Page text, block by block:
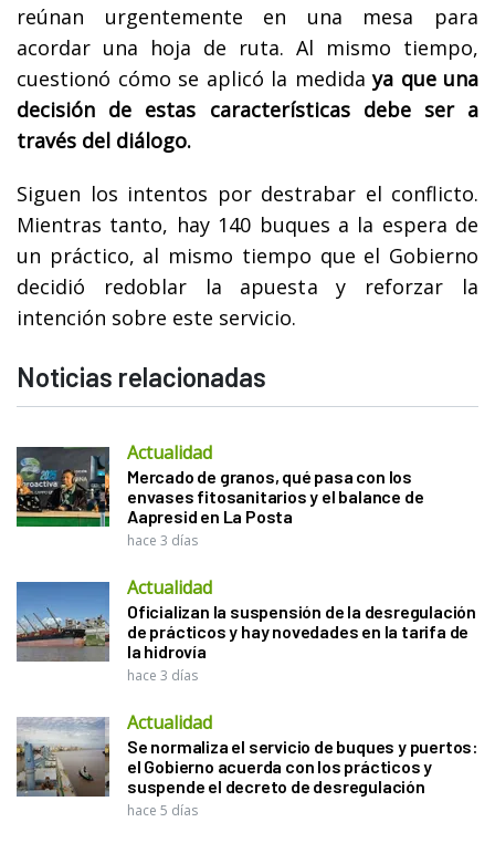
reúnan urgentemente en una mesa para
acordar una hoja de ruta. Al mismo tiempo,
cuestionó cómo se aplicó la medida ya que una
decisión de estas características debe ser a
través del diálogo.
Siguen los intentos por destrabar el conflicto.
Mientras tanto, hay 140 buques a la espera de
un práctico, al mismo tiempo que el Gobierno
decidió redoblar la apuesta y reforzar la
intención sobre este servicio.
Noticias relacionadas
Actualidad
Mercado de granos, qué pasa con los
envases fitosanitarios y el balance de
Aapresid en La Posta
hace 3 días
Actualidad
Oficializan la suspensión de la desregulación
de prácticos y hay novedades en la tarifa de
la hidrovía
hace 3 días
Actualidad
Se normaliza el servicio de buques y puertos:
el Gobierno acuerda con los prácticos y
suspende el decreto de desregulación
hace 5 días